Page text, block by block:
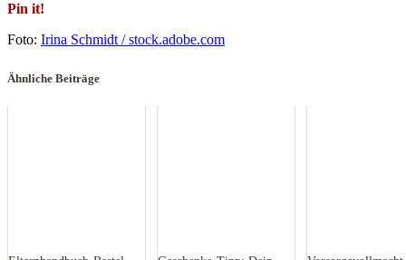
Pin it!
Foto: Irina Schmidt / stock.adobe.com
Ähnliche Beiträge